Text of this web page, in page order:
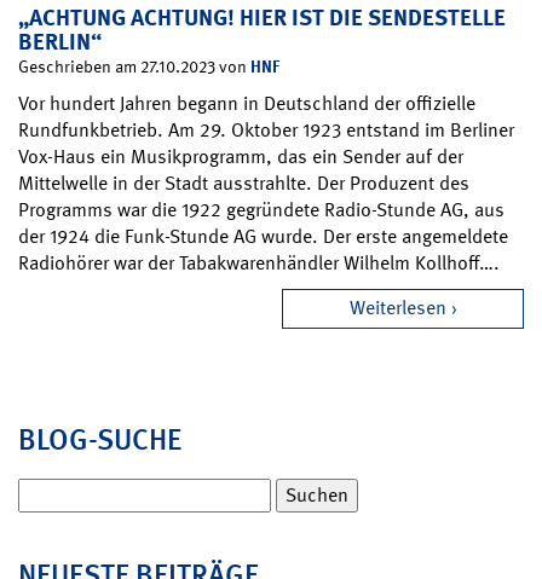
„ACHTUNG ACHTUNG! HIER IST DIE SENDESTELLE
BERLIN“
Geschrieben am 27.10.2023 von HNF
Vor hundert Jahren begann in Deutschland der offizielle
Rundfunkbetrieb. Am 29. Oktober 1923 entstand im Berliner
Vox-Haus ein Musikprogramm, das ein Sender auf der
Mittelwelle in der Stadt ausstrahlte. Der Produzent des
Programms war die 1922 gegründete Radio-Stunde AG, aus
der 1924 die Funk-Stunde AG wurde. Der erste angemeldete
Radiohörer war der Tabakwarenhändler Wilhelm Kollhoff….
Weiterlesen
BLOG-SUCHE
nach: